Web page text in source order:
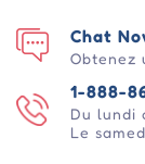
1-888-
Du lundi
Le
Chat
Obtenez